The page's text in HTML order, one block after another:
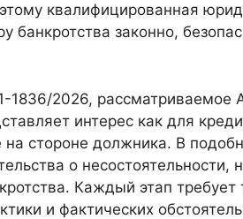
квалифицированная
банкротства законно,
1836/2026, рассматриваемое
интерес как для
стороне должника. В
о несостоятельности,
Каждый этап требует
и фактических